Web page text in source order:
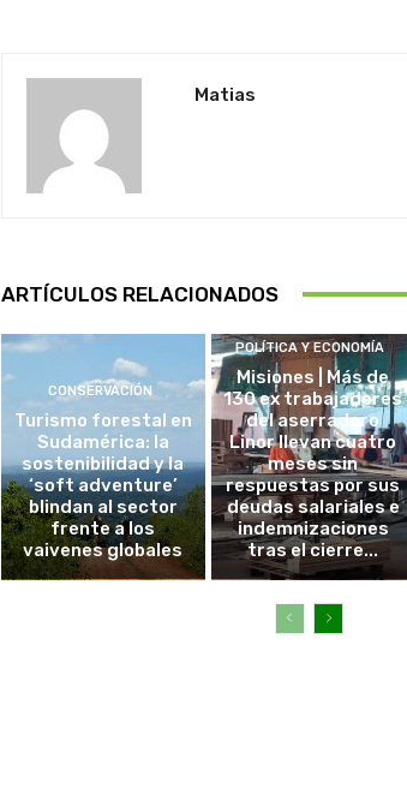
Matias
ARTÍCULOS RELACIONADOS
CONSERVACIÓN
Turismo forestal en
Sudamérica: la
sostenibilidad y la
‘soft adventure’
blindan al sector
frente a los
vaivenes globales
POLÍTICA Y ECONOMÍA
Misiones | Más de
130 ex trabajadores
del aserradero
Linor llevan cuatro
meses sin
respuestas por sus
deudas salariales e
indemnizaciones
tras el cierre...